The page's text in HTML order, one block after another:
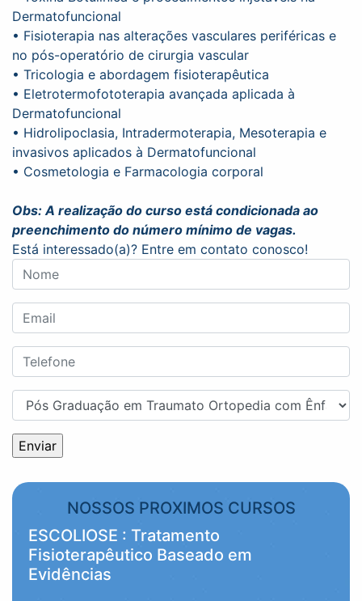
NOSSOS PROXIMOS CURSOS
ESCOLIOSE : Tratamento
Fisioterapêutico Baseado em
Evidências
Dermatofuncional
• Fisioterapia nas alterações vasculares periféricas e
no pós-operatório de cirurgia vascular
• Tricologia e abordagem fisioterapêutica
• Eletrotermofototerapia avançada aplicada à
Dermatofuncional
• Hidrolipoclasia, Intradermoterapia, Mesoterapia e
invasivos aplicados à Dermatofuncional
• Cosmetologia e Farmacologia corporal
Obs: A realização do curso está condicionada ao
preenchimento do número mínimo de vagas.
Está interessado(a)? Entre em contato conosco!